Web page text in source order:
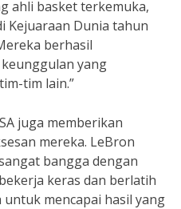
ahli basket terkemuka,
Kejuaraan Dunia tahun
berhasil
yang
tim lain.”
juga memberikan
mereka. LeBron
bangga dengan
keras dan berlatih
mencapai hasil yang